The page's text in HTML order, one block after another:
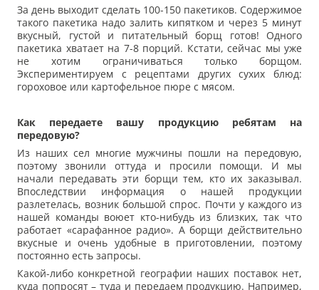
За день выходит сделать 100-150 пакетиков. Содержимое
такого пакетика надо залить кипятком и через 5 минут
вкусный, густой и питательный борщ готов! Одного
пакетика хватает на 7-8 порций. Кстати, сейчас мы уже
не хотим ограничиваться только борщом.
Экспериментируем с рецептами других сухих блюд:
гороховое или картофельное пюре с мясом.
Как передаете вашу продукцию ребятам на
передовую?
Из наших сел многие мужчины пошли на передовую,
поэтому звонили оттуда и просили помощи. И мы
начали передавать эти борщи тем, кто их заказывал.
Впоследствии информация о нашей продукции
разлетелась, возник большой спрос. Почти у каждого из
нашей команды воюет кто-нибудь из близких, так что
работает «сарафанное радио». А борщи действительно
вкусные и очень удобные в приготовлении, поэтому
постоянно есть запросы.
Какой-либо конкретной географии наших поставок нет,
куда попросят – туда и передаем продукцию. Например,